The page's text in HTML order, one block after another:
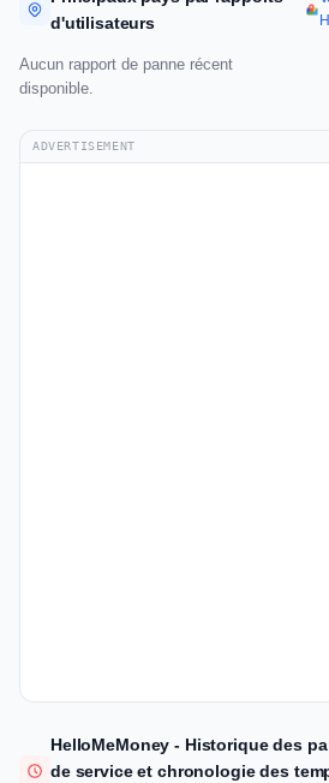
d'utilisateurs
Aucun rapport de panne récent
disponible.
ADVERTISEMENT
HelloMeMoney - Historique des
de service et chronologie des